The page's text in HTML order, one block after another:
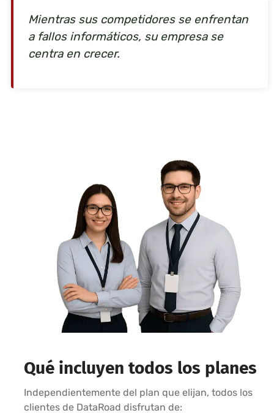
Mientras sus competidores se enfrentan
a fallos informáticos, su empresa se
centra en crecer.
Qué incluyen todos los planes
Independientemente del plan que elijan, todos los
clientes de DataRoad disfrutan de: